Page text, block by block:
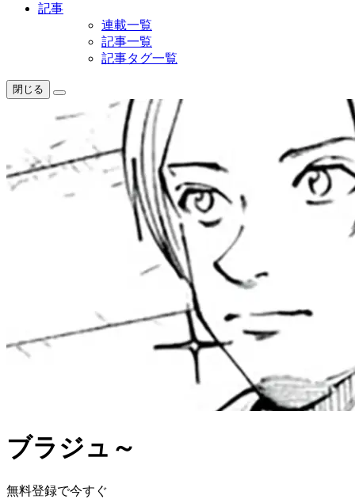
記事
連載一覧
記事一覧
記事タグ一覧
閉じる
ブラジュ～
無料登録で今すぐ